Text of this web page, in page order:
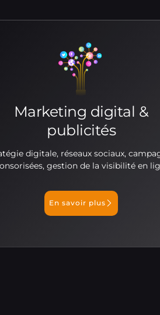
Marketing digital &
publicités
digitale, réseaux sociaux,
gestion de la visibilité en
En savoir plus